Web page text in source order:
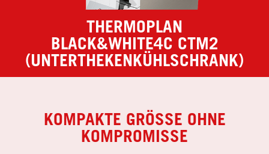
THERMOPLAN
BLACK&WHITE4C CTM2
(UNTERTHEKENKÜHLSCHRANK)
KOMPAKTE GRÖSSE OHNE K
OMPROMISSE